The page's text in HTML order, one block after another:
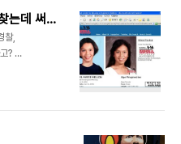
앉
음.
겠
나 하
찍고
외치
경찰, 최첨단 사진기술은 실종자 찾는데 써라
찰,
? 아
신
촛